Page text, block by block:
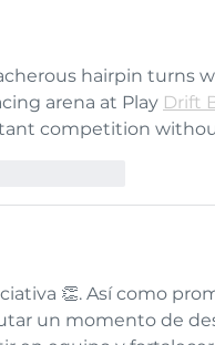
hairpin turns
arena at Play Drift
competition
👏. Así como
un momento de